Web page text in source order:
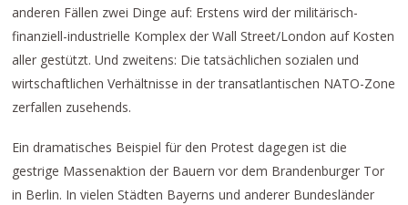
anderen Fällen zwei Dinge auf: Erstens wird der militärisch-
finanziell-industrielle Komplex der Wall Street/London auf Kosten
aller gestützt. Und zweitens: Die tatsächlichen sozialen und
wirtschaftlichen Verhältnisse in der transatlantischen NATO-Zone
zerfallen zusehends.
Ein dramatisches Beispiel für den Protest dagegen ist die
gestrige Massenaktion der Bauern vor dem Brandenburger Tor
in Berlin. In vielen Städten Bayerns und anderer Bundesländer